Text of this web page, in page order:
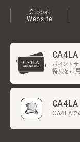
Global
Website
CA4LA
ポイント
特典をご用
CA4LA
CA4LAで